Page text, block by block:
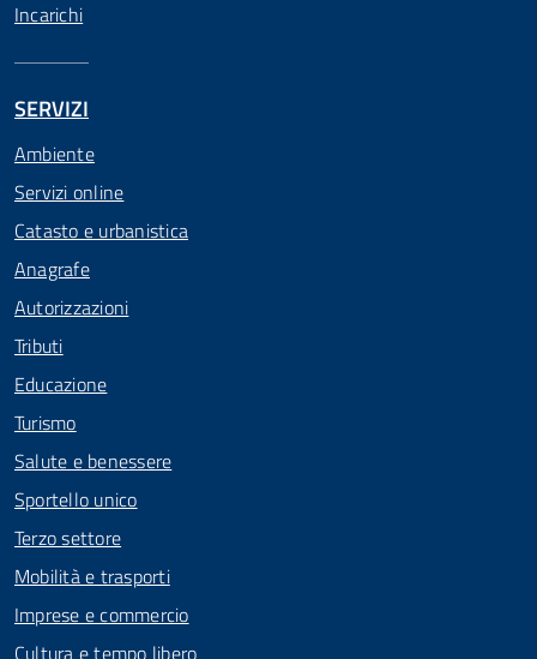
Incarichi
SERVIZI
Ambiente
Servizi online
Catasto e urbanistica
Anagrafe
Autorizzazioni
Tributi
Educazione
Turismo
Salute e benessere
Sportello unico
Terzo settore
Mobilità e trasporti
Imprese e commercio
Cultura e tempo libero